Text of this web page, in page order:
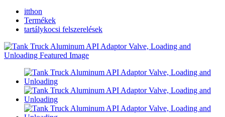
itthon
Termékek
tartálykocsi felszerelések